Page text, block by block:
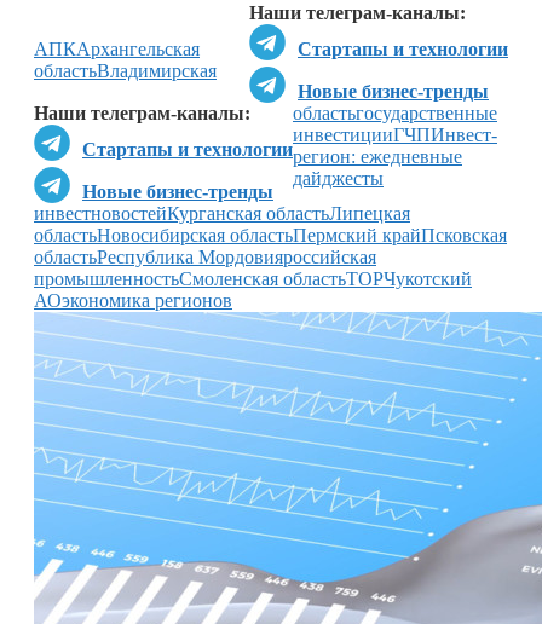
Наши телеграм-каналы:
Стартапы и технологии
Новые бизнес-тренды
Наши телеграм-каналы:
Стартапы и технологии
Новые бизнес-тренды
АПКАрхангельская
областьВладимирская
областьгосударственные
инвестицииГЧПИнвест-
регион: ежедневные
дайджесты
инвестновостейКурганская областьЛипецкая
областьНовосибирская областьПермский крайПсковская
областьРеспублика Мордовияроссийская
промышленностьСмоленская областьТОРЧукотский
АОэкономика регионов